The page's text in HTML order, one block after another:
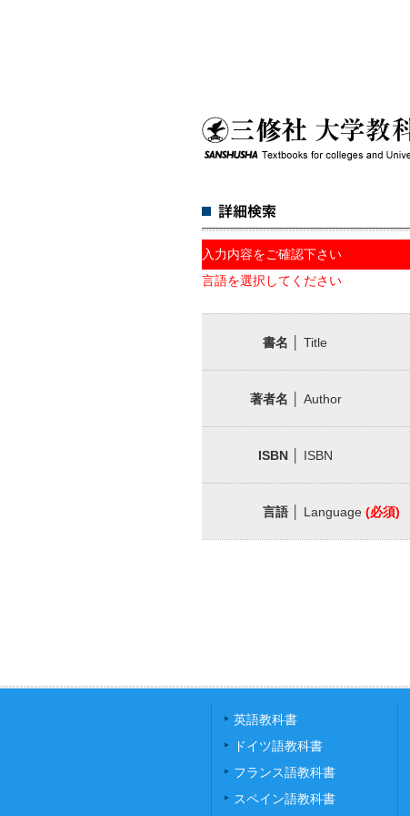
入力内容をご確認下さい
言語を選択してください
書名 │ Title
著者名 │ Author
ISBN │ ISBN
言語 │ Language (必須)
英語教科書
ドイツ語教科書
フランス語教科書
スペイン語教科書